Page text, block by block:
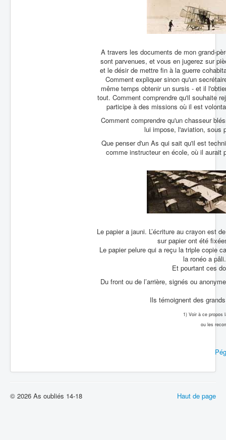
A travers les documents de mon grand-
sont parvenues, et vous en jugerez sur
et le désir de mettre fin à la guerre
Comment expliquer sinon qu'un
même temps obtenir un sursis - et il
tout. Comment comprendre qu'il souhaite
participe à des missions où il est
Comment comprendre qu'un chasseur
lui impose, l'aviation, sous
Que penser d'un As qui sait qu'il est
comme instructeur en école, où il aurait
Le papier a jauni. L’écriture au crayon est
sur papier ont été
Le papier pelure qui a reçu la triple copie
la ronéo a
Et pourtant ces
Du front ou de l’arrière, signés ou
Ils témoignent des
1) Voir à ce propos
ou les
Haut de page
© 2026 As oubliés 14-18